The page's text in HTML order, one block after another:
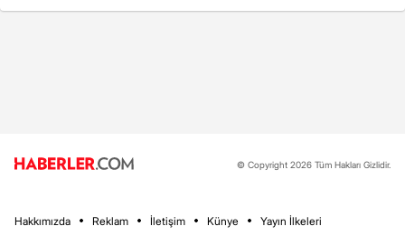
© Copyright 2026 Tüm Hakları Gizlidir.
Hakkımızda Reklam İletişim Künye Yayın İlkeleri